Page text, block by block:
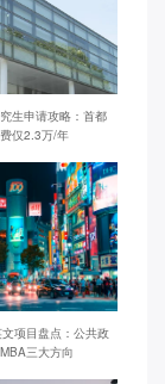
生申请攻略：首都
仅2.3万/年
项目盘点：公共政
三大方向